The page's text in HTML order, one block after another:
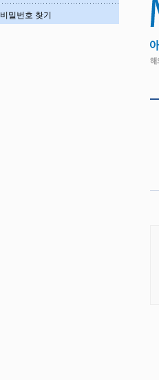
비밀번호 찾기